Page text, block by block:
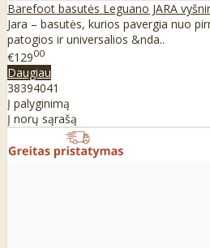
Barefoot basutės Leguano JARA
Jara – basutės, kurios pavergia nuo
patogios ir universalios &nda..
€12900
Daugiau
38394041
Į palyginimą
Į norų sąrašą